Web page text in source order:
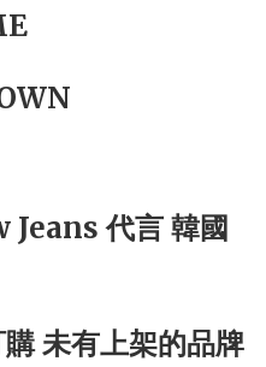
代言 韓國
未有上架的品牌